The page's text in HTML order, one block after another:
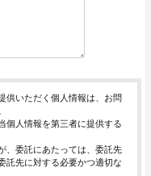
供いただく個人情報は、お問
個人情報を第三者に提供する
、委託にあたっては、委託先
託先に対する必要かつ適切な